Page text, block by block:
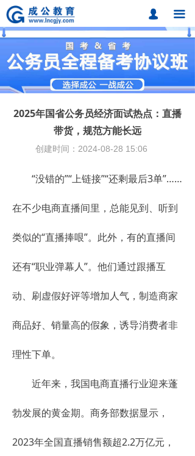
끀
首页
课程中心
题库中心
网校课程
成公合作
联系我们
招考动态
在线报名
넙
2025年国省公务员经济面试热点：直播
带货，规范方能长远
“没错的”“上链接”“还剩最后3单”……
在不少电商直播间里，总能见到、听到
类似的“直播捧哏”。此外，有的直播间
还有“职业弹幕人”。他们通过跟播互
动、刷虚假好评等增加人气，制造商家
商品好、销量高的假象，诱导消费者非
理性下单。
近年来，我国电商直播行业迎来蓬
勃发展的黄金期。商务部数据显示，
2023年全国直播销售额超2.2万亿元，
创建时间： 2024-08-28 15:06